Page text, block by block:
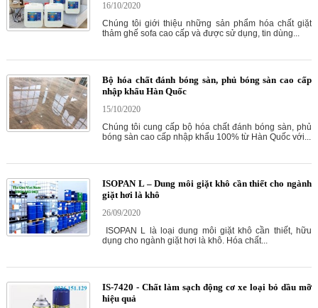
16/10/2020
Chúng tôi giới thiệu những sản phẩm hóa chất giặt
thảm ghế sofa cao cấp và được sử dụng, tin dùng...
Bộ hóa chất đánh bóng sàn, phủ bóng sàn cao cấp
nhập khẩu Hàn Quốc
15/10/2020
Chúng tôi cung cấp bộ hóa chất đánh bóng sàn, phủ
bóng sàn cao cấp nhập khẩu 100% từ Hàn Quốc với...
ISOPAN L – Dung môi giặt khô cần thiết cho ngành
giặt hơi là khô
26/09/2020
ISOPAN L là loại dung môi giặt khô cần thiết, hữu
dụng cho ngành giặt hơi là khô. Hóa chất...
IS-7420 - Chất làm sạch động cơ xe loại bỏ dầu mỡ
hiệu quả